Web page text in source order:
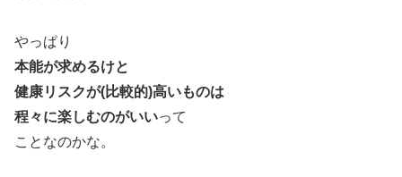
やっぱり
本能が求めるけと
健康リスクが(比較的)高いものは
程々に楽しむのがいいって
ことなのかな。